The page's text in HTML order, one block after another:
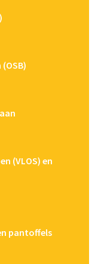
(VLOS) en
pantoffels